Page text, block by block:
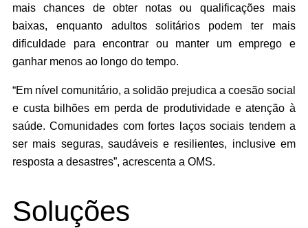
mais chances de obter notas ou qualificações mais
baixas, enquanto adultos solitários podem ter mais
dificuldade para encontrar ou manter um emprego e
ganhar menos ao longo do tempo.
“Em nível comunitário, a solidão prejudica a coesão social
e custa bilhões em perda de produtividade e atenção à
saúde. Comunidades com fortes laços sociais tendem a
ser mais seguras, saudáveis ​​e resilientes, inclusive em
resposta a desastres”, acrescenta a OMS.
Soluções